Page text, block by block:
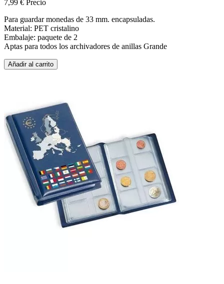
7,99 € Precio
Para guardar monedas de 33 mm. encapsuladas.
Material: PET cristalino
Embalaje: paquete de 2
Aptas para todos los archivadores de anillas Grande
Añadir al carrito